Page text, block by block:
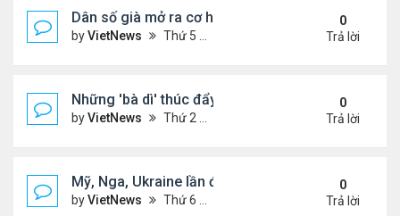
Dân số già mở ra cơ hội hợp tác cho Trung - Hàn
byVietNews Thứ 5 Tháng 2 19, 2026 6:00 pm
0
Trả lời
Những 'bà dì' thúc đẩy cơn sốt mua vàng ở Trung
byVietNews Thứ 2 Tháng 2 09, 2026 4:53 pm
0
Trả lời
Mỹ, Nga, Ukraine lần đầu họp trực tiếp để bàn kế
byVietNews Thứ 6 Tháng 1 23, 2026 4:44 pm
0
Trả lời